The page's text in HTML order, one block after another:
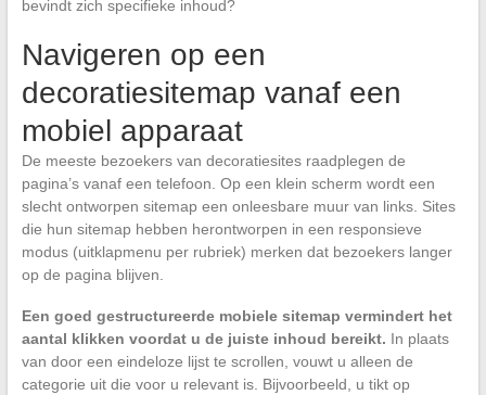
bevindt zich specifieke inhoud?
Navigeren op een
decoratiesitemap vanaf een
mobiel apparaat
De meeste bezoekers van decoratiesites raadplegen de
pagina’s vanaf een telefoon. Op een klein scherm wordt een
slecht ontworpen sitemap een onleesbare muur van links. Sites
die hun sitemap hebben herontworpen in een responsieve
modus (uitklapmenu per rubriek) merken dat bezoekers langer
op de pagina blijven.
Een goed gestructureerde mobiele sitemap vermindert het
aantal klikken voordat u de juiste inhoud bereikt. In plaats
van door een eindeloze lijst te scrollen, vouwt u alleen de
categorie uit die voor u relevant is. Bijvoorbeeld, u tikt op